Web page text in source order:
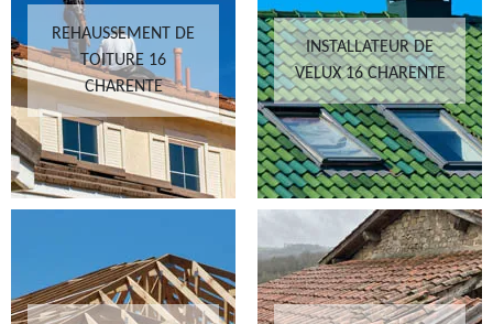
REHAUSSEMENT DE
TOITURE 16
CHARENTE
INSTALLATEUR DE
VELUX 16 CHARENTE